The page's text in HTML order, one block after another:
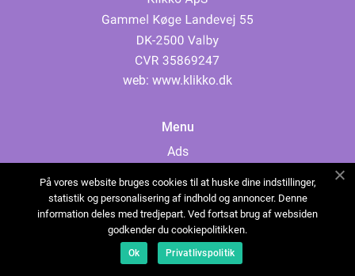
web: www.klikko.dk
Menu
Ads
Cookies
Contact
Sitemap
På vores website bruges cookies til at huske dine indstillinger,
statistik og personalisering af indhold og annoncer. Denne
information deles med tredjepart. Ved fortsat brug af websiden
godkender du cookiepolitikken.
Ok Privatlivspolitik